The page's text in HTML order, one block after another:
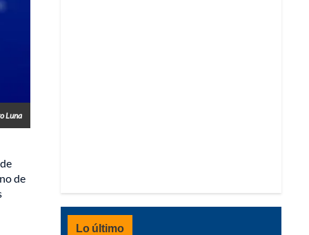
Luna
de
Lo último